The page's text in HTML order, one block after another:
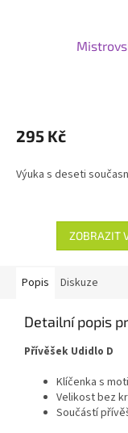
295 Kč
Výuka s deseti
ZOBRAZIT
Popis Diskuze
Detailní popis
Přívěšek Udidlo D
Klíčenka s
Velikost bez
Součástí